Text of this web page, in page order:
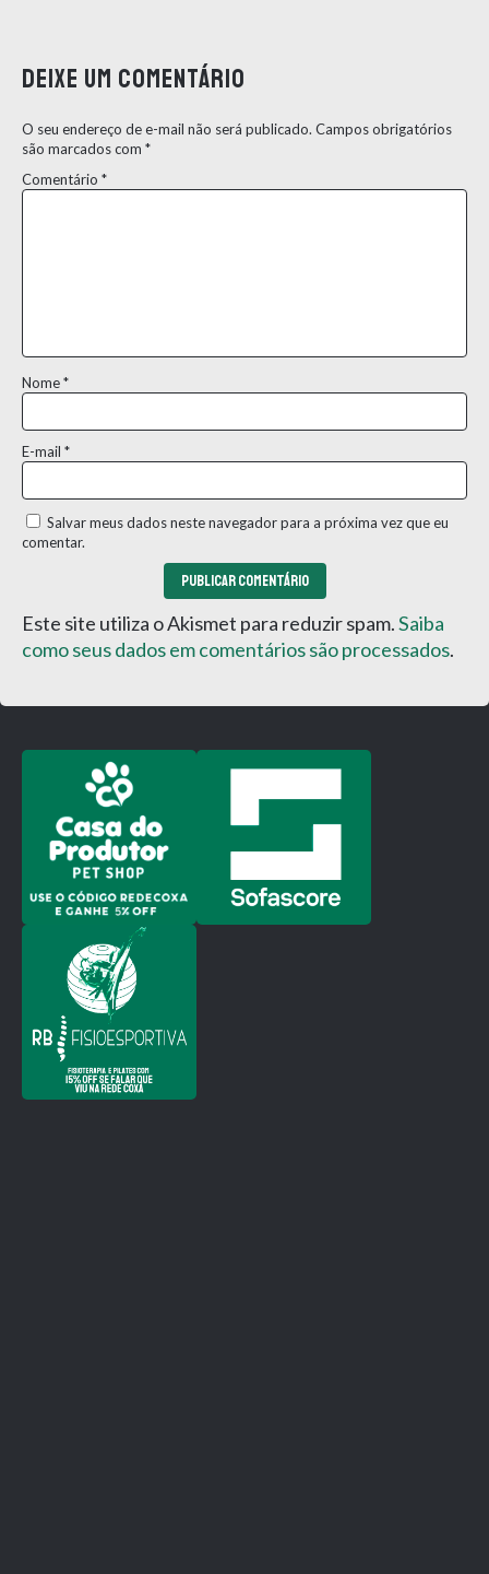
Deixe um comentário
O seu endereço de e-mail não será publicado. Campos obrigatórios
são marcados com *
Comentário *
Nome*
E-mail *
Salvar meus dados neste navegador para a próxima vez que eu
comentar.
Este site utiliza o Akismet para reduzir spam.Saiba
como seus dados em comentários são processados.